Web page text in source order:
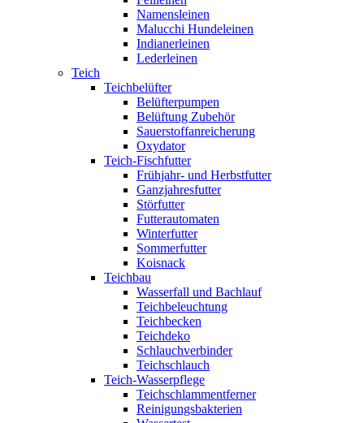
Namensleinen
Malucchi Hundeleinen
Indianerleinen
Lederleinen
Teich
Teichbelüfter
Belüfterpumpen
Belüftung Zubehör
Sauerstoffanreicherung
Oxydator
Teich-Fischfutter
Frühjahr- und Herbstfutter
Ganzjahresfutter
Störfutter
Futterautomaten
Winterfutter
Sommerfutter
Koisnack
Teichbau
Wasserfall und Bachlauf
Teichbeleuchtung
Teichbecken
Teichdeko
Schlauchverbinder
Teichschlauch
Teich-Wasserpflege
Teichschlammentferner
Reinigungsbakterien